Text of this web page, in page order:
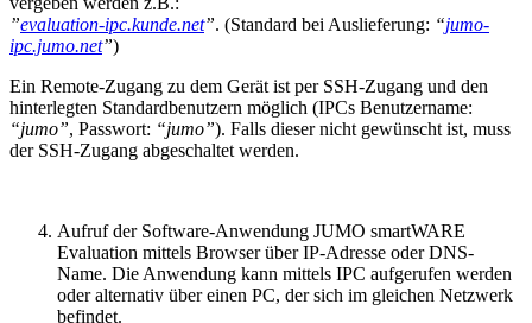
”evaluation-ipc.kunde.net”. (Standard bei Auslieferung: “jumo-
ipc.jumo.net”)
Ein Remote-Zugang zu dem Gerät ist per SSH-Zugang und den
hinterlegten Standardbenutzern möglich (IPCs Benutzername:
“jumo”, Passwort: “jumo”). Falls dieser nicht gewünscht ist, muss
der SSH-Zugang abgeschaltet werden.
Aufruf der Software-Anwendung JUMO smartWARE
Evaluation mittels Browser über IP-Adresse oder DNS-
Name. Die Anwendung kann mittels IPC aufgerufen werden
oder alternativ über einen PC, der sich im gleichen Netzwerk
befindet.